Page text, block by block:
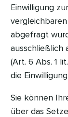
Einwilligung
abgefragt
ausschließlich
(Art. 6 Abs. 1
die
Sie können
über das